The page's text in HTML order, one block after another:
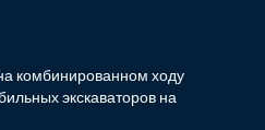
комбинированном ходу
экскаваторов на